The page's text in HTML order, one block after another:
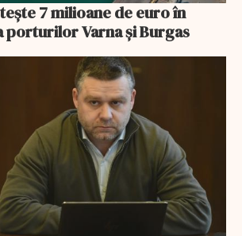
7 milioane de euro în
Varna și Burgas